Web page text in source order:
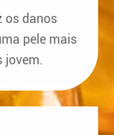
os danos
pele mais
jovem.